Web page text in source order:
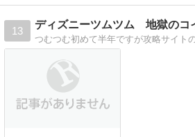
13
ディズニーツムツム 地獄のコ